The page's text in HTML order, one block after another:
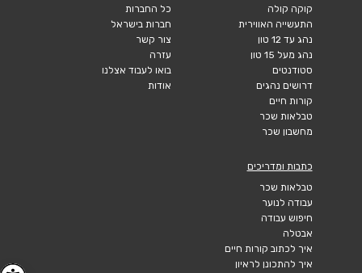
קוקה קולה
התעשייה האווירית
נהג עד 12 טון
נהג מעל 15 טון
סטודנטים
דרושים נהגים
קורות חיים
טבלאות שכר
מחשבון שכר
כל החברות
חברות בישראל
צור קשר
עזרה
בואו לעבוד אצלנו
אודות
כתבות ומדריכים
טבלאות שכר
עבודה לנוער
חיפוש עבודה
אבטלה
איך לכתוב קורות חיים
איך להתכונן לראיון